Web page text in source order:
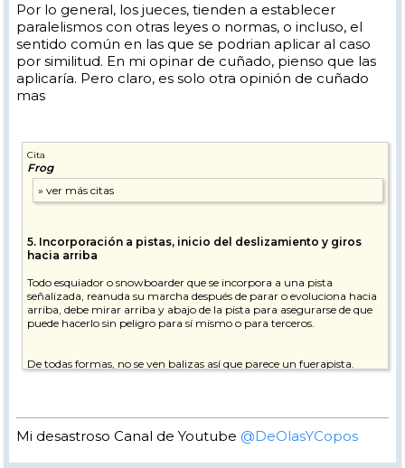
Por lo general, los jueces, tienden a establecer
paralelismos con otras leyes o normas, o incluso, el
sentido común en las que se podrian aplicar al caso
por similitud. En mi opinar de cuñado, pienso que las
aplicaría. Pero claro, es solo otra opinión de cuñado
mas
Cita
Frog
5. Incorporación a pistas, inicio del deslizamiento y giros
hacia arriba
Todo esquiador o snowboarder que se incorpora a una pista
señalizada, reanuda su marcha después de parar o evoluciona hacia
arriba, debe mirar arriba y abajo de la pista para asegurarse de que
puede hacerlo sin peligro para sí mismo o para terceros.
De todas formas, no se ven balizas así que parece un fuerapista.
Mi desastroso Canal de Youtube @DeOlasYCopos